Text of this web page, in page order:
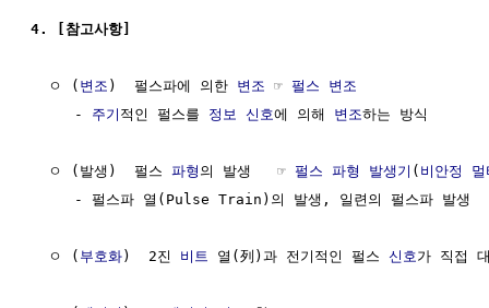
4. [참고사항]
  ㅇ (
변조 )  펄스파에 의한 변조 ☞ 펄스 변조
     -
주기 적인 펄스를 정보 신호에 의해 변조하는 방식
  ㅇ (발생)  펄스
파형 의 발생   ☞ 펄스 파형 발생기 ( 비안정 멀
     - 펄스파 열(Pulse Train)의 발생, 일련의 펄스파 발생
  ㅇ (
부호화)  2진 비트 열(列)과 전기적인 펄스 신호가 직접